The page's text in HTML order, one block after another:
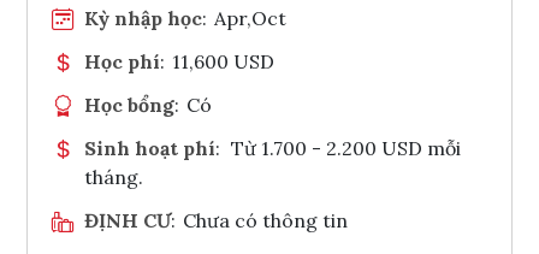
Kỳ nhập học: Apr,Oct
Học phí: 11,600 USD
Học bổng: Có
Sinh hoạt phí: Từ 1.700 - 2.200 USD mỗi
tháng.
ĐỊNH CƯ: Chưa có thông tin